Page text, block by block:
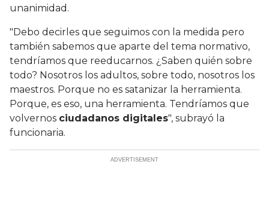
unanimidad.
"Debo decirles que seguimos con la medida pero
también sabemos que aparte del tema normativo,
tendríamos que reeducarnos. ¿Saben quién sobre
todo? Nosotros los adultos, sobre todo, nosotros los
maestros. Porque no es satanizar la herramienta.
Porque, es eso, una herramienta. Tendríamos que
volvernos ciudadanos digitales", subrayó la
funcionaria.